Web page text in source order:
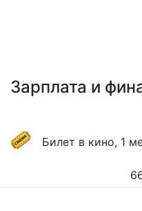
Зарплата и
Билет в кино, 1